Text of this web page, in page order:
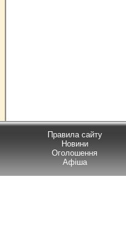
Правила сайту
Новини
Оголошення
Афіша